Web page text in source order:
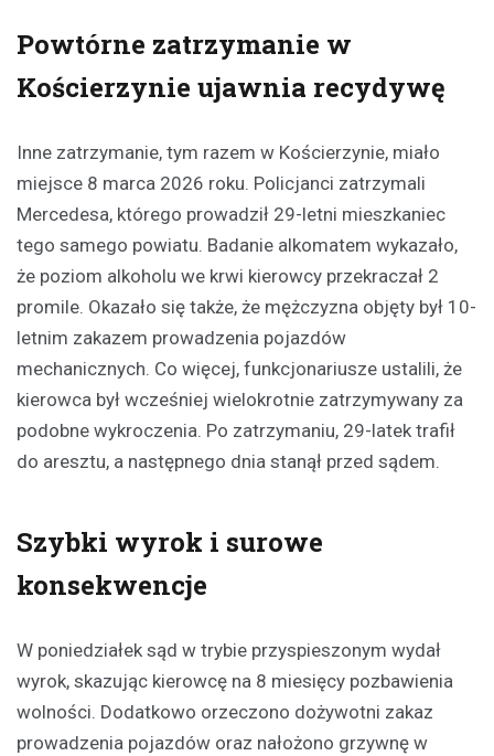
Powtórne zatrzymanie w
Kościerzynie ujawnia recydywę
Inne zatrzymanie, tym razem w Kościerzynie, miało
miejsce 8 marca 2026 roku. Policjanci zatrzymali
Mercedesa, którego prowadził 29-letni mieszkaniec
tego samego powiatu. Badanie alkomatem wykazało,
że poziom alkoholu we krwi kierowcy przekraczał 2
promile. Okazało się także, że mężczyzna objęty był 10-
letnim zakazem prowadzenia pojazdów
mechanicznych. Co więcej, funkcjonariusze ustalili, że
kierowca był wcześniej wielokrotnie zatrzymywany za
podobne wykroczenia. Po zatrzymaniu, 29-latek trafił
do aresztu, a następnego dnia stanął przed sądem.
Szybki wyrok i surowe
konsekwencje
W poniedziałek sąd w trybie przyspieszonym wydał
wyrok, skazując kierowcę na 8 miesięcy pozbawienia
wolności. Dodatkowo orzeczono dożywotni zakaz
prowadzenia pojazdów oraz nałożono grzywnę w